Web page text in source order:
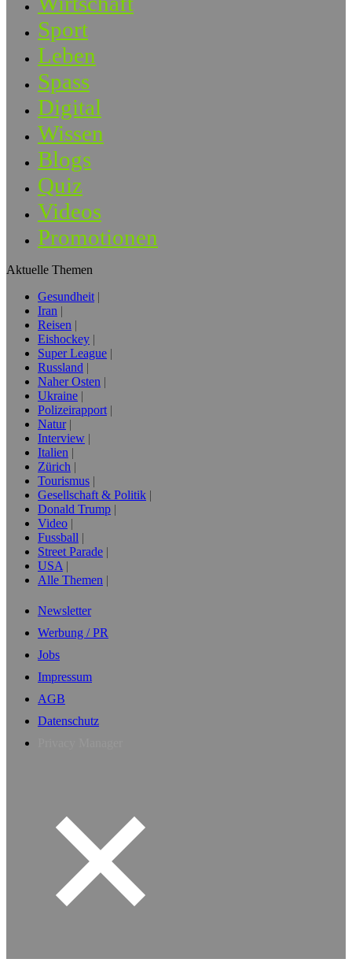
Sport
Leben
Spass
Digital
Wissen
Blogs
Quiz
Videos
Promotionen
Aktuelle Themen
Gesundheit
Iran
Reisen
Eishockey
Super League
Russland
Naher Osten
Ukraine
Polizeirapport
Natur
Interview
Italien
Zürich
Tourismus
Gesellschaft & Politik
Donald Trump
Video
Fussball
Street Parade
USA
Alle Themen
Newsletter
Werbung / PR
Jobs
Impressum
AGB
Datenschutz